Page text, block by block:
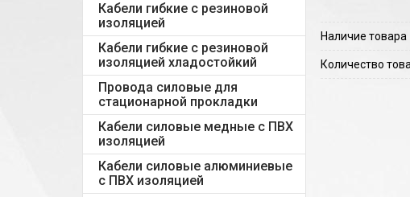
Кабели гибкие с резиновой
изоляцией
Кабели гибкие с резиновой
изоляцией хладостойкий
Провода силовые для
стационарной прокладки
Кабели силовые медные с ПВХ
изоляцией
Кабели силовые алюминиевые
с ПВХ изоляцией
Наличие товара
Количество